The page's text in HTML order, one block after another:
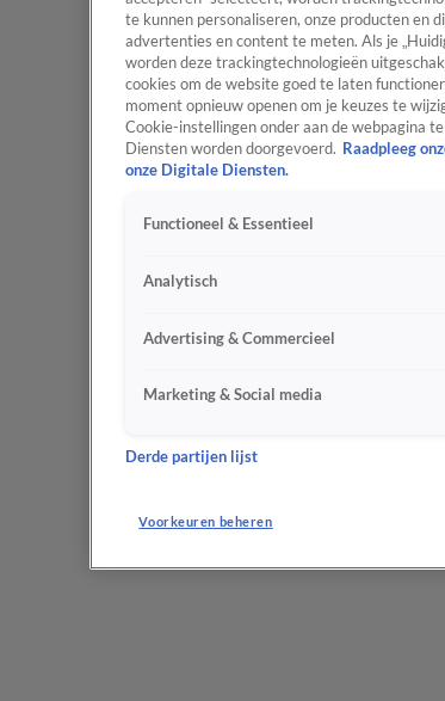
te kunnen personaliseren, onze producten en
advertenties en content te meten. Als je
worden deze trackingtechnologieën
cookies om de website goed te laten
moment opnieuw openen om je keuzes te
Cookie-instellingen onder aan de webpagina
Diensten worden doorgevoerd. Raadpleeg
onze Digitale Diensten.
Functioneel & Essentieel
Analytisch
Advertising & Commercieel
Marketing & Social media
Derde partijen lijst
Voorkeuren beheren